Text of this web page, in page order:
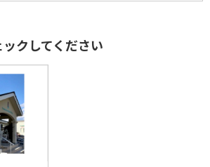
クしてください